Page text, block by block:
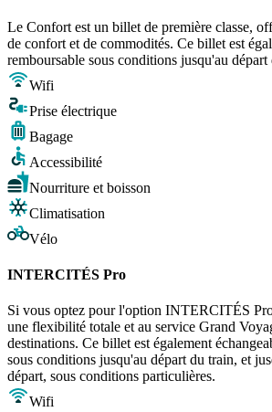
Le Confort est un billet de première classe,
de confort et de commodités. Ce billet est
remboursable sous conditions jusqu'au départ
Wifi
Prise électrique
Bagage
Accessibilité
Nourriture et boisson
Climatisation
Vélo
INTERCITÉS Pro
Si vous optez pour l'option INTERCITÉS
une flexibilité totale et au service Grand
destinations. Ce billet est également
sous conditions jusqu'au départ du train, et
départ, sous conditions particulières.
Wifi